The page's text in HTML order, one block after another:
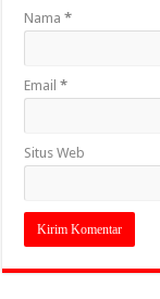
Nama*
Email*
Situs Web